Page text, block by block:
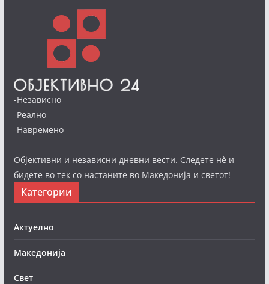
-Независно
-Реално
-Навремено
Објективни и независни дневни вести. Следете нè и
бидете во тек со настаните во Македонија и светот!
Категории
Актуелно
Македонија
Свет